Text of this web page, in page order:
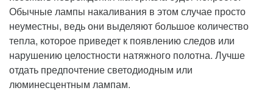
Обычные лампы накаливания в этом случае просто
неуместны, ведь они выделяют большое количество
тепла, которое приведет к появлению следов или
нарушению целостности натяжного полотна. Лучше
отдать предпочтение светодиодным или
люминесцентным лампам.